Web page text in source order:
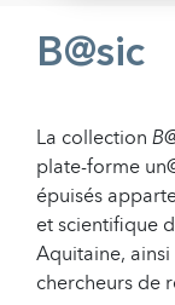
B@sic
La collection
plate-forme
épuisés
et scientifique
Aquitaine, ainsi
chercheurs de